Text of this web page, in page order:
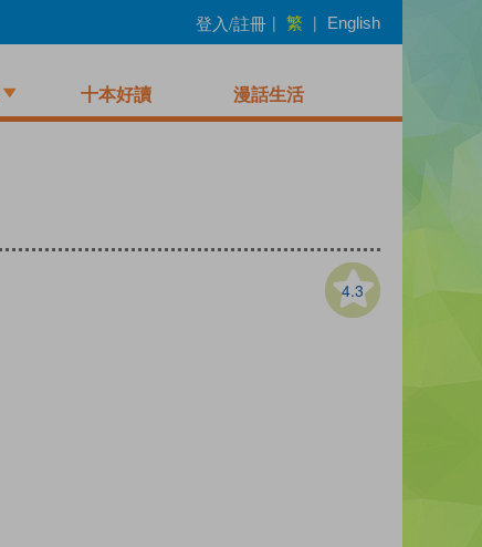
登入/註冊 | 繁 | English
十本好讀 漫話生活
4.3